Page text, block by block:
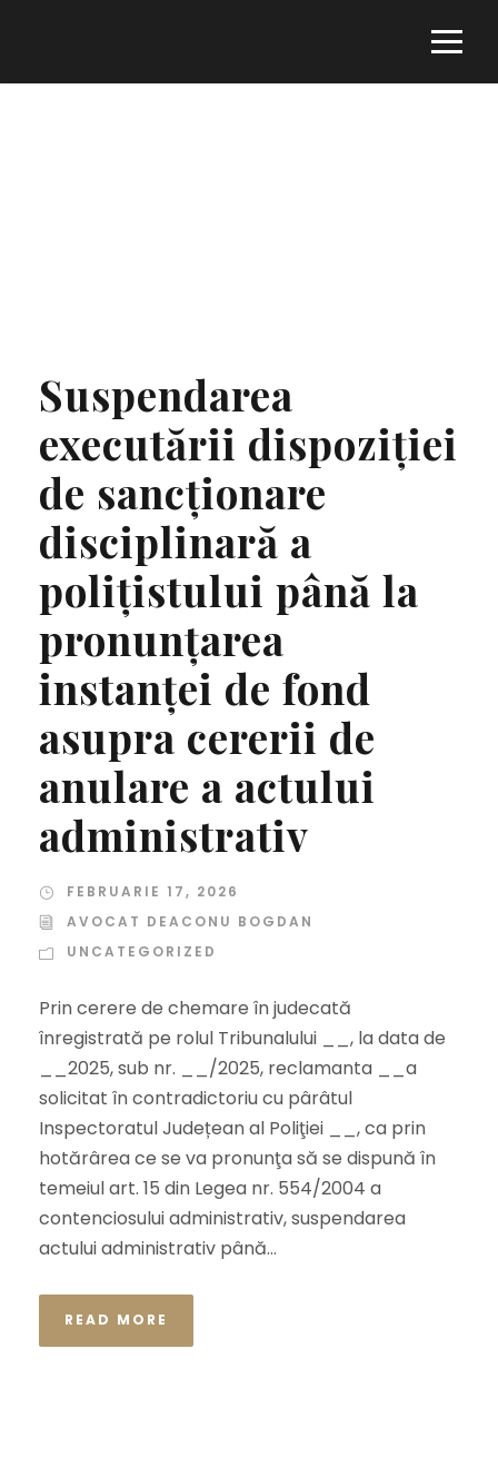
Suspendarea
executării dispoziției
de sancționare
disciplinară a
polițistului până la
pronunţarea
instanţei de fond
asupra cererii de
anulare a actului
administrativ
FEBRUARIE 17, 2026
AVOCAT DEACONU BOGDAN
UNCATEGORIZED
Prin cerere de chemare în judecată
înregistrată pe rolul Tribunalului __, la data de
__2025, sub nr. __/2025, reclamanta __a
solicitat în contradictoriu cu pârâtul
Inspectoratul Județean al Poliţiei __, ca prin
hotărârea ce se va pronunţa să se dispună în
temeiul art. 15 din Legea nr. 554/2004 a
contenciosului administrativ, suspendarea
actului administrativ până...
READ MORE